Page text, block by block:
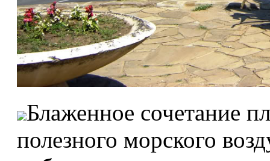
Блаженное сочетание
полезного морского